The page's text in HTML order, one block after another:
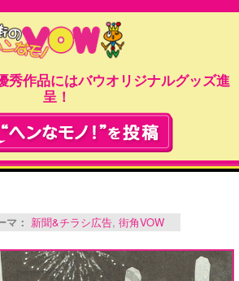
秀作品にはバウオリジナルグッズ進
呈！
マ： 新聞&チラシ広告, 街角VOW